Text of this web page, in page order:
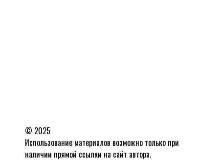
© 2025
Использование материалов возможно только при
наличии прямой ссылки на сайт автора.